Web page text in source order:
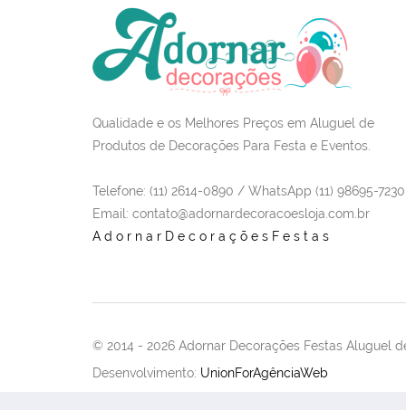
Qualidade e os Melhores Preços em Aluguel de
Produtos de Decorações Para Festa e Eventos.
Telefone: (11) 2614-0890 / WhatsApp (11) 98695-7230
Email : contato@adornardecoracoesloja.com.br
AdornarDecoraçõesFestas
© 2014 - 2026 Adornar Decorações Festas Aluguel
Desenvolvimento: UnionForAgênciaWeb